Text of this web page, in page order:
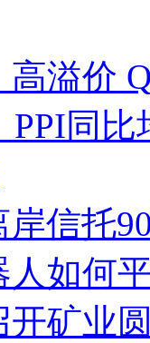
高溢价
PPI同
岸信托
如何
开矿业